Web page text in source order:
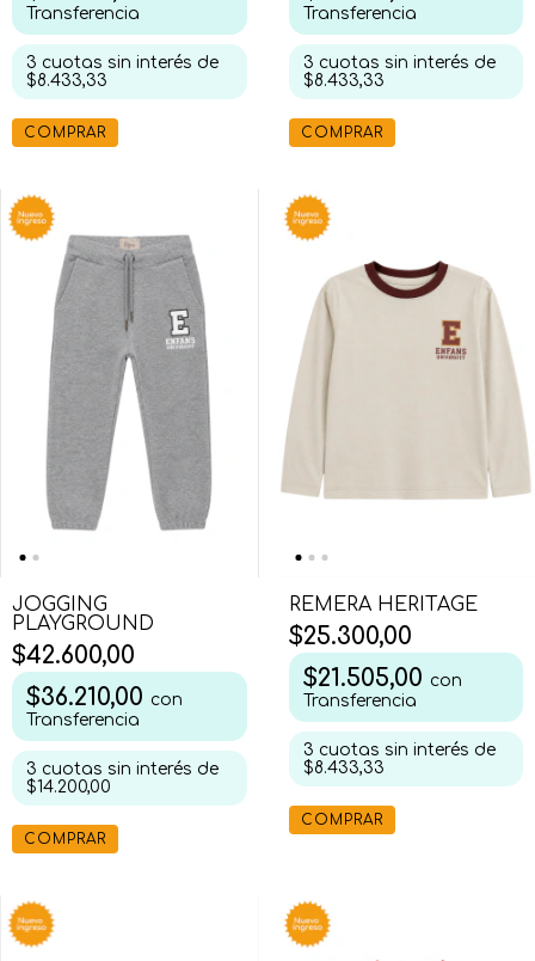
Transferencia
3 cuotas sin interés de
$8.433,33
COMPRAR
Transferencia
3 cuotas sin interés de
$8.433,33
COMPRAR
JOGGING
PLAYGROUND
$42.600,00
$36.210,00 con
Transferencia
3 cuotas sin interés de
$14.200,00
COMPRAR
REMERA HERITAGE
$25.300,00
$21.505,00 con
Transferencia
3 cuotas sin interés de
$8.433,33
COMPRAR